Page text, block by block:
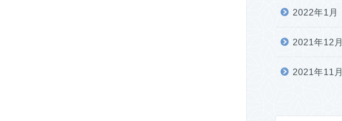
2022年1月
2021年12月
2021年11月